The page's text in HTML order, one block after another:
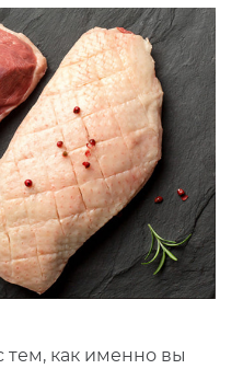
тем, как именно вы